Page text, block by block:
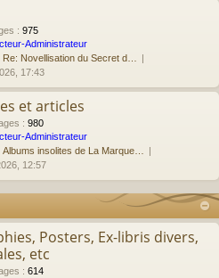
: 975
Administrateur
Re: Novellisation du Secret d…
17:43
et articles
: 980
Administrateur
Albums insolites de La Marque…
12:57
Posters, Ex-libris divers,
etc
: 614